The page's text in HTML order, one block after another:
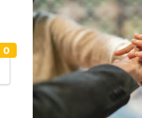
0